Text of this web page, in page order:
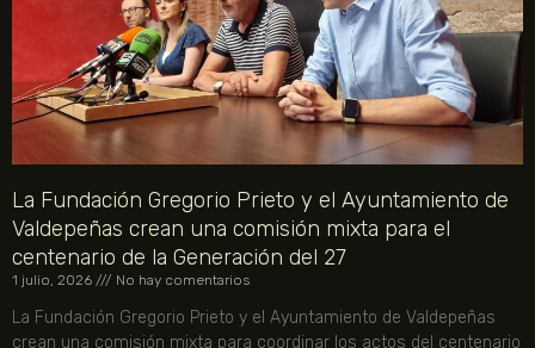
La Fundación Gregorio Prieto y el Ayuntamiento de
Valdepeñas crean una comisión mixta para el
centenario de la Generación del 27
1 julio, 2026 No hay comentarios
La Fundación Gregorio Prieto y el Ayuntamiento de Valdepeñas
crean una comisión mixta para coordinar los actos del centenario